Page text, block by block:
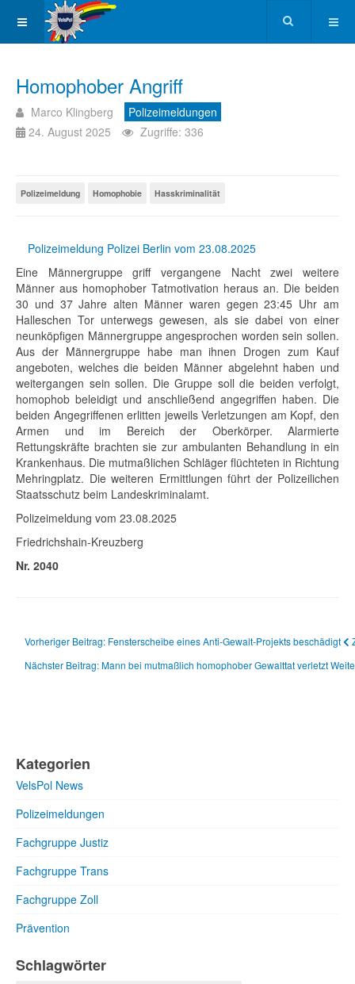
Homophober Angriff
Marco Klingberg
Polizeimeldungen
24. August 2025
Zugriffe: 336
Polizeimeldung Homophobie Hasskriminalität
Polizeimeldung Polizei Berlin vom 23.08.2025
Eine Männergruppe griff vergangene Nacht zwei weitere
Männer aus homophober Tatmotivation heraus an. Die beiden
30 und 37 Jahre alten Männer waren gegen 23:45 Uhr am
Halleschen Tor unterwegs gewesen, als sie dabei von einer
neunköpfigen Männergruppe angesprochen worden sein sollen.
Aus der Männergruppe habe man ihnen Drogen zum Kauf
angeboten, welches die beiden Männer abgelehnt haben und
weitergangen sein sollen. Die Gruppe soll die beiden verfolgt,
homophob beleidigt und anschließend angegriffen haben. Die
beiden Angegriffenen erlitten jeweils Verletzungen am Kopf, den
Armen und im Bereich der Oberkörper. Alarmierte
Rettungskräfte brachten sie zur ambulanten Behandlung in ein
Krankenhaus. Die mutmaßlichen Schläger flüchteten in Richtung
Mehringplatz. Die weiteren Ermittlungen führt der Polizeilichen
Staatsschutz beim Landeskriminalamt.
Polizeimeldung vom 23.08.2025
Friedrichshain-Kreuzberg
Nr. 2040
Vorheriger Beitrag: Fensterscheibe eines Anti-Gewalt-Projekts beschädigt
Nächster Beitrag: Mann bei mutmaßlich homophober Gewalttat verletzt
Kategorien
VelsPol News
Polizeimeldungen
Fachgruppe Justiz
Fachgruppe Trans
Fachgruppe Zoll
Prävention
Schlagwörter